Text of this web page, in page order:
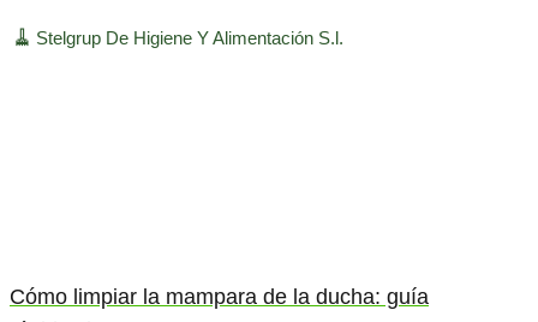
🧹 Stelgrup De Higiene Y Alimentación S.l.
Cómo limpiar la mampara de la ducha: guía